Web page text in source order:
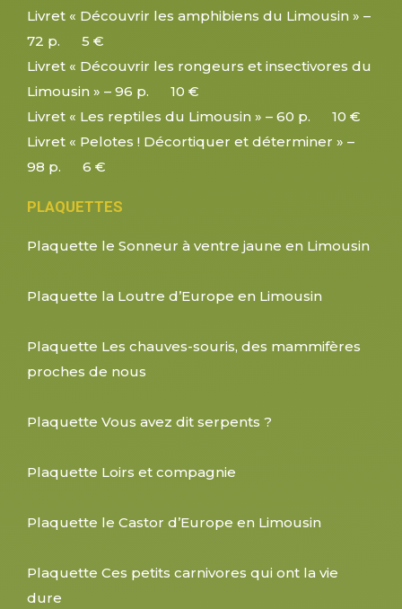
Livret « Découvrir les amphibiens du Limousin » –
72 p. 5 €
Livret « Découvrir les rongeurs et insectivores du
Limousin » – 96 p. 10 €
Livret « Les reptiles du Limousin » – 60 p. 10 €
Livret « Pelotes ! Décortiquer et déterminer » –
98 p. 6 €
PLAQUETTES
Plaquette le Sonneur à ventre jaune en Limousin
Plaquette la Loutre d’Europe en Limousin
Plaquette Les chauves-souris, des mammifères
proches de nous
Plaquette Vous avez dit serpents ?
Plaquette Loirs et compagnie
Plaquette le Castor d’Europe en Limousin
Plaquette Ces petits carnivores qui ont la vie
dure